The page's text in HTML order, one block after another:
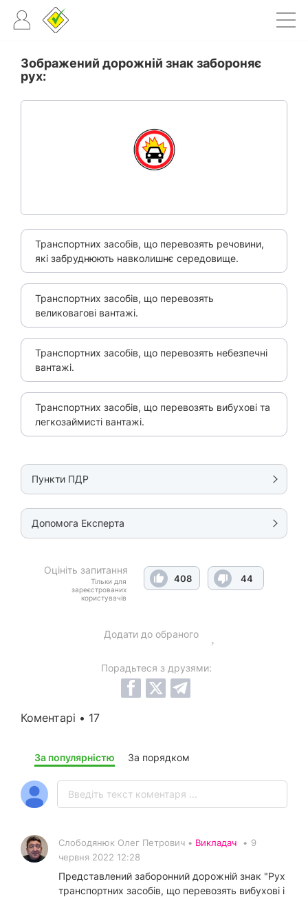
Зображений дорожній знак забороняє
рух:
Транспортних засобів, що перевозять речовини,
які забруднюють навколишнє середовище.
Транспортних засобів, що перевозять
великовагові вантажі.
Транспортних засобів, що перевозять небезпечні
вантажі.
Транспортних засобів, що перевозять вибухові та
легкозаймисті вантажі.
Пункти ПДР
Допомога Експерта
Оцініть запитання
Тільки для
зареєстрованих
користувачів
408 44
Додати до обраного
Порадьтеся з друзями:
Коментарі • 17
За популярністю За порядком
Слободянюк Олег Петрович • Викладач • 9
червня 2022 12:28
Представлений заборонний дорожній знак "Рух
транспортних засобів, що перевозять вибухові і